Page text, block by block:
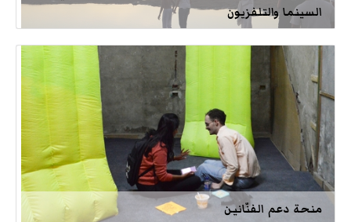
السينما والتلفزيون
منحة دعم الفنّانين